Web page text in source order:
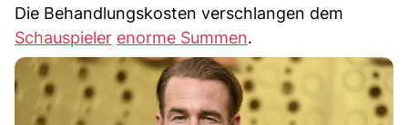
Die Behandlungskosten verschlangen dem
Schauspieler enorme Summen.